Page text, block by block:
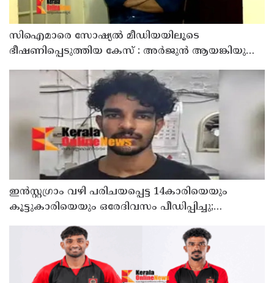
സിഐമാരെ സോഷ്യൽ മീഡിയയിലൂടെ
ഭീഷണിപ്പെടുത്തിയ കേസ് : അർജുൻ ആയങ്കിയുടെ
വീട്ടിൽ നിന്നും ലാപ്ടോപ്പ് പിടിച്ചെടുത്ത്‌ പോലീസ്
ഇൻസ്റ്റഗ്രാം വഴി പരിചയപ്പെട്ട 14കാരിയെയും
കൂട്ടുകാരിയെയും ഒരേദിവസം പീഡിപ്പിച്ചു;
നഗ്നദൃശ്യം പകര്‍ത്തി: കണ്ണൂർ ചപ്പാരപ്പടവ്
സ്വദേശിയായ 23 വയസുകാരൻ പിടിയിൽ